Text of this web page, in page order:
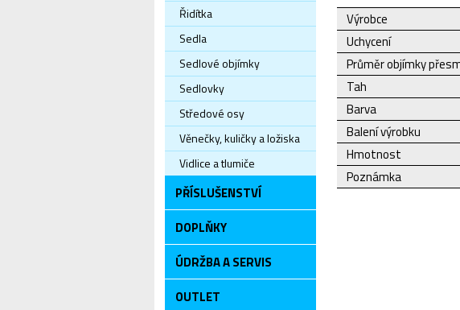
Řidítka
Sedla
Sedlové objímky
Sedlovky
Středové osy
Věnečky, kuličky a ložiska
Vidlice a tlumiče
PŘÍSLUŠENSTVÍ
DOPLŇKY
ÚDRŽBA A SERVIS
OUTLET
Výrobce
Uchycení
Průměr objímky
Tah
Barva
Balení výrobku
Hmotnost
Poznámka